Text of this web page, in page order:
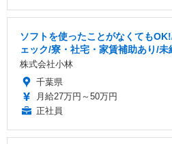
ソフトを使ったことがなくても
ェック/寮・社宅・家賃補助あり/未
株式会社小林
千葉県
月給27万円～50万円
正社員